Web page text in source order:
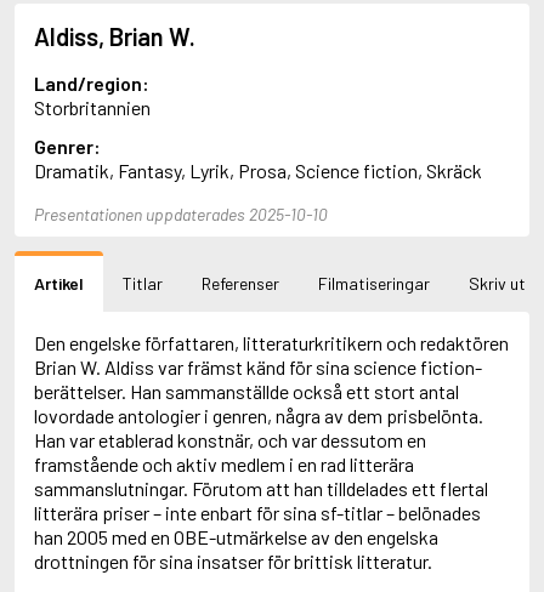
Abbey, Kieran
Abbot, Anthony
Abbott, John
Abbott, Megan
Abdel-Fattah, Randa
Abdolah, Kader
Abé, Kobo
Abele, Inga
Aboulela, Leila
Abrahams, Peter (f. 1947)
Abrahamson, Emmy
Abse, Dannie
Abu-Jaber, Diana
Abulhawa, Susan
Aburas, Lone
Achebe, Chinua
Achmatova, Anna
Aciman, André
Ackebo, Lena
Aldiss, Brian W.
Land/region:
Storbritannien
Genrer:
Dramatik, Fantasy, Lyrik, Prosa, Science fiction, Skräck
Presentationen uppdaterades 2025-10-10
Artikel Titlar Referenser Filmatiseringar Skriv ut
Den engelske författaren, litteraturkritikern och redaktören
Brian W. Aldiss var främst känd för sina science fiction-
berättelser. Han sammanställde också ett stort antal
lovordade antologier i genren, några av dem prisbelönta.
Han var etablerad konstnär, och var dessutom en
framstående och aktiv medlem i en rad litterära
sammanslutningar. Förutom att han tilldelades ett flertal
litterära priser – inte enbart för sina sf-titlar – belönades
han 2005 med en OBE-utmärkelse av den engelska
drottningen för sina insatser för brittisk litteratur.